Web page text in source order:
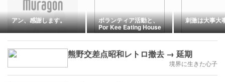
アン、感謝します。 ボランティア活動と、
Por Kee Eating House
1996のシャンパンポーク
リブ。
刺激は大事大
熊野交差点昭和レトロ撤去 → 延期
境界に生きた心子